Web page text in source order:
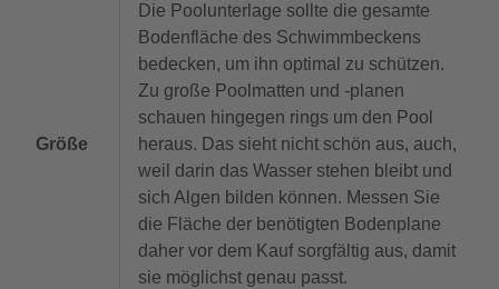
Größe
Die Poolunterlage sollte die gesamte
Bodenfläche des Schwimmbeckens
bedecken, um ihn optimal zu schützen.
Zu große Poolmatten und -planen
schauen hingegen rings um den Pool
heraus. Das sieht nicht schön aus, auch,
weil darin das Wasser stehen bleibt und
sich Algen bilden können. Messen Sie
die Fläche der benötigten Bodenplane
daher vor dem Kauf sorgfältig aus, damit
sie möglichst genau passt.